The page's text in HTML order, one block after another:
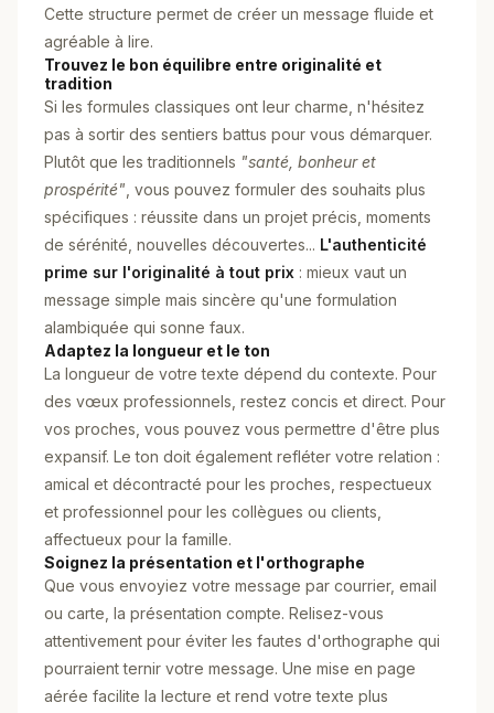
Cette structure permet de créer un message fluide et
agréable à lire.
Trouvez le bon équilibre entre originalité et
tradition
Si les formules classiques ont leur charme, n'hésitez
pas à sortir des sentiers battus pour vous démarquer.
Plutôt que les traditionnels "santé, bonheur et
prospérité" , vous pouvez formuler des souhaits plus
spécifiques : réussite dans un projet précis, moments
de sérénité, nouvelles découvertes... L'authenticité
prime sur l'originalité à tout prix : mieux vaut un
message simple mais sincère qu'une formulation
alambiquée qui sonne faux.
Adaptez la longueur et le ton
La longueur de votre texte dépend du contexte. Pour
des vœux professionnels, restez concis et direct. Pour
vos proches, vous pouvez vous permettre d'être plus
expansif. Le ton doit également refléter votre relation :
amical et décontracté pour les proches, respectueux
et professionnel pour les collègues ou clients,
affectueux pour la famille.
Soignez la présentation et l'orthographe
Que vous envoyiez votre message par courrier, email
ou carte, la présentation compte. Relisez-vous
attentivement pour éviter les fautes d'orthographe qui
pourraient ternir votre message. Une mise en page
aérée facilite la lecture et rend votre texte plus